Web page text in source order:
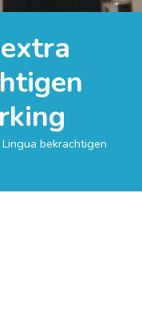
bekrachtigen